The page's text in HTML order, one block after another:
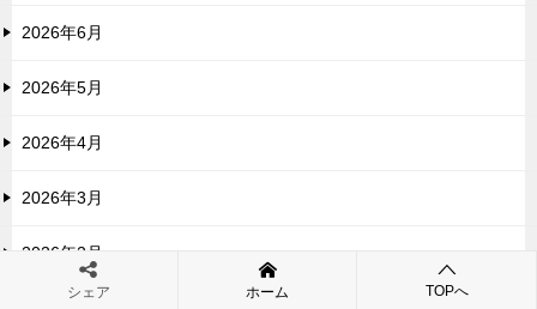
2026年6月
2026年5月
2026年4月
2026年3月
2026年2月
シェア ホーム TOPへ